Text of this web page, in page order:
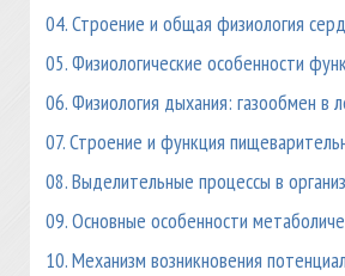
04. Строение и общая физиология
05. Физиологические особенности
06. Физиология дыхания: газообмен в
07. Строение и функция
08. Выделительные процессы в
09. Основные особенности
10. Механизм возникновения